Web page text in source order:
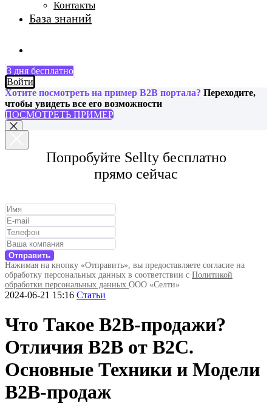
Контакты
База знаний
3 дня бесплатно
Войти
Хотите посмотреть на пример B2B портала? Переходите,
чтобы увидеть все его возможности
ПОСМОТРЕТЬ ПРИМЕР
Попробуйте Sellty бесплатно
прямо сейчас
Отправить
Нажимая на кнопку «Отправить», вы предоставляете согласие на
обработку персональных данных в соответствии с Политикой
обработки персональных данных ООО «Селти»
2024-06-21 15:16 Статьи
Что Такое B2B-продажи?
Отличия B2B от B2С.
Основные Техники и Модели
В2В-продаж